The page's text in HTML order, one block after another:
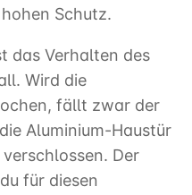
Schutz.
das Verhalten des
Wird die
fällt zwar der
Aluminium-Haustür
Der
für diesen